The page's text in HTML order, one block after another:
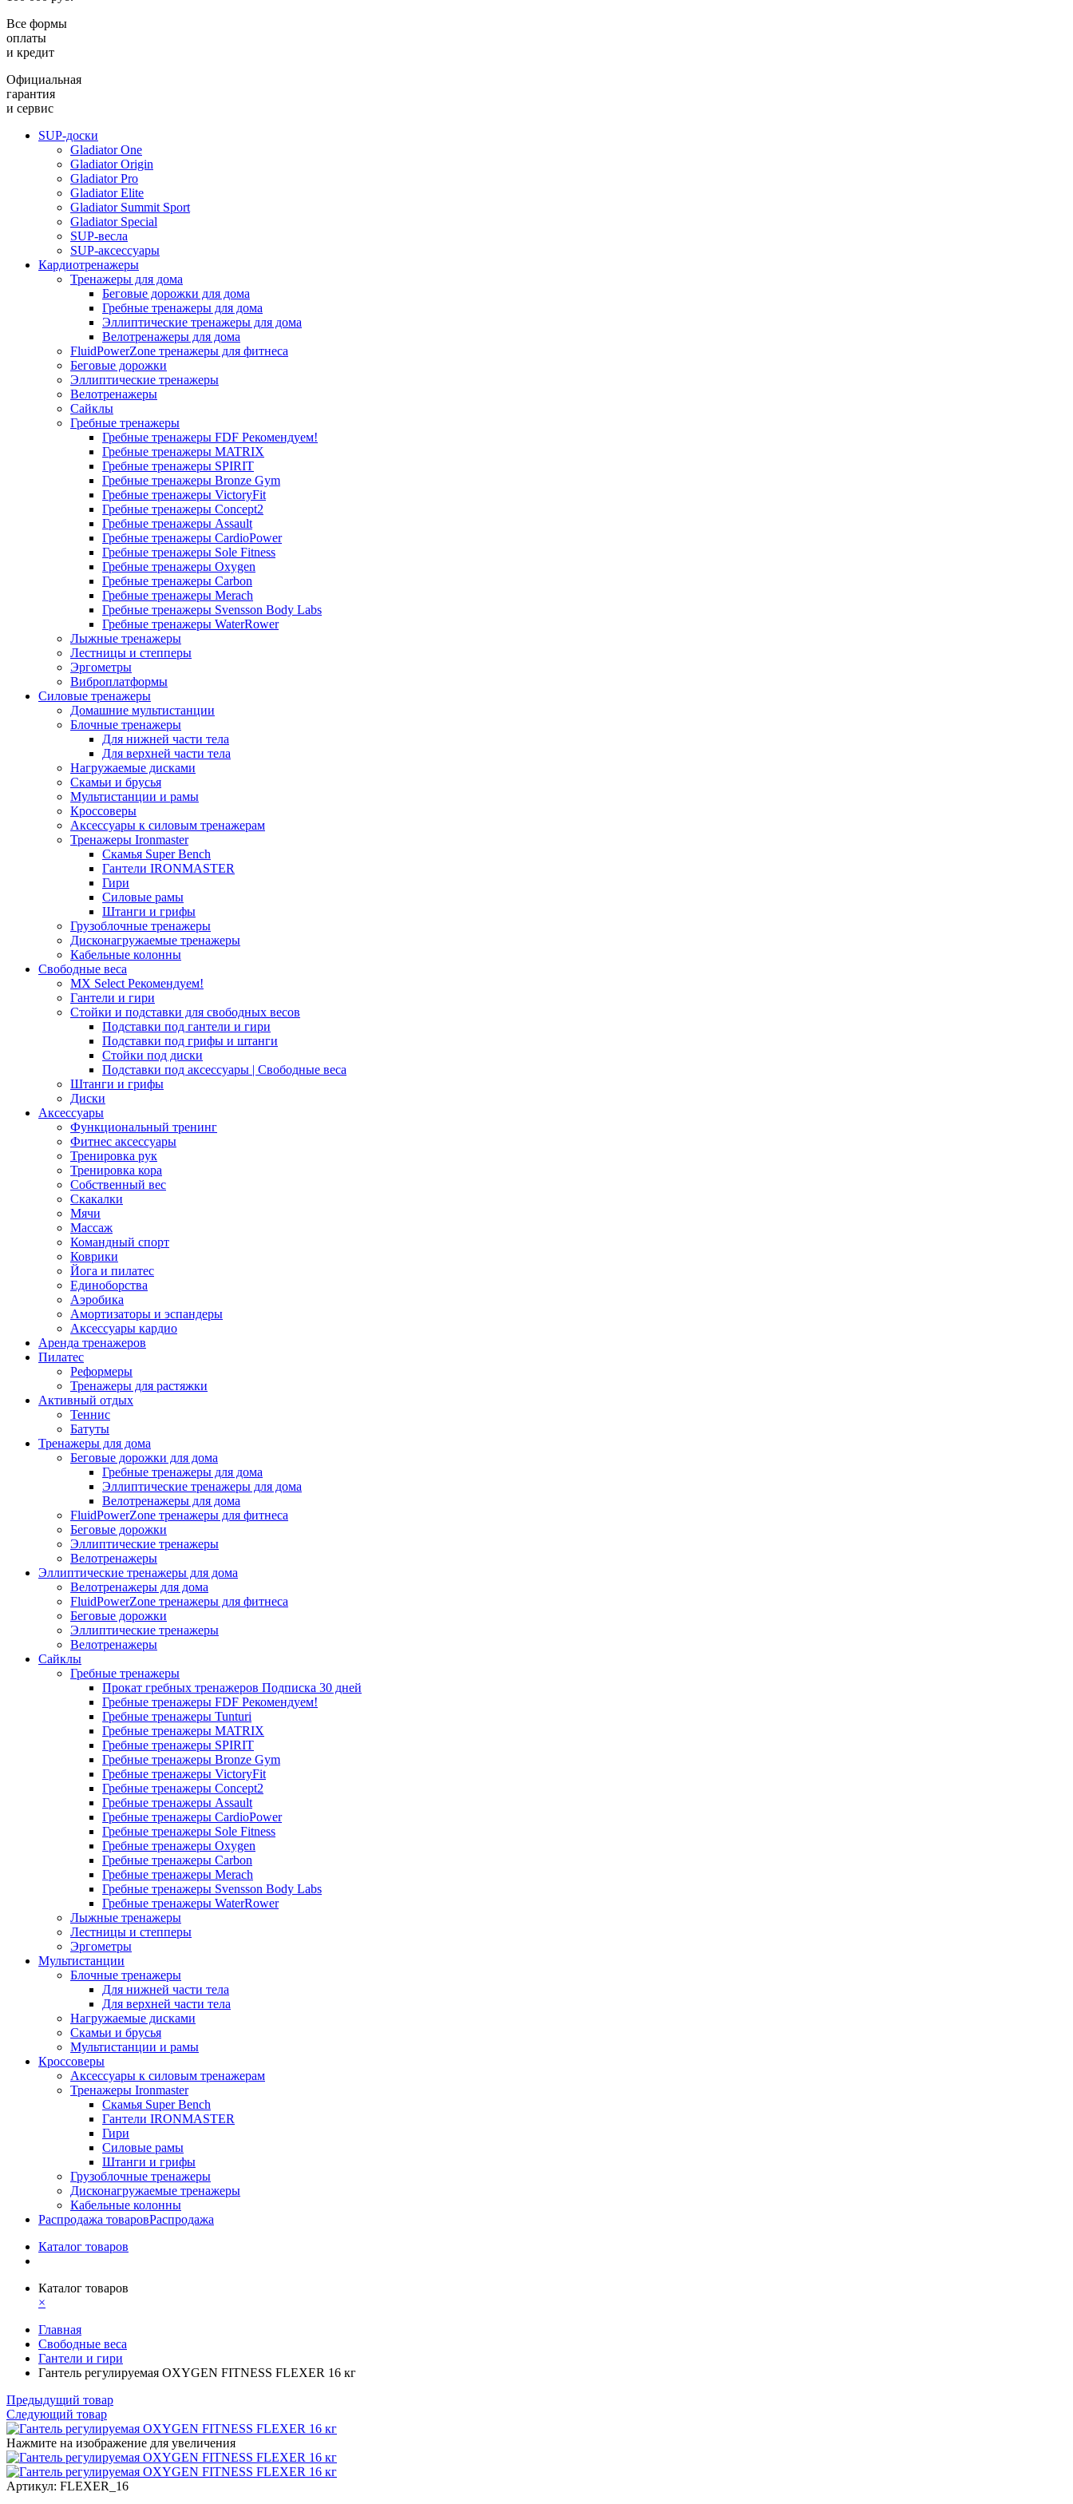
Все формы
оплаты
и кредит
Официальная
гарантия
и сервис
SUP-доски
Gladiator One
Gladiator Origin
Gladiator Pro
Gladiator Elite
Gladiator Summit Sport
Gladiator Special
SUP-весла
SUP-аксессуары
Кардиотренажеры
Тренажеры для дома
Беговые дорожки для дома
Гребные тренажеры для дома
Эллиптические тренажеры для дома
Велотренажеры для дома
FluidPowerZone тренажеры для фитнеса
Беговые дорожки
Эллиптические тренажеры
Велотренажеры
Сайклы
Гребные тренажеры
Гребные тренажеры FDF Рекомендуем!
Гребные тренажеры MATRIX
Гребные тренажеры SPIRIT
Гребные тренажеры Bronze Gym
Гребные тренажеры VictoryFit
Гребные тренажеры Concept2
Гребные тренажеры Assault
Гребные тренажеры CardioPower
Гребные тренажеры Sole Fitness
Гребные тренажеры Oxygen
Гребные тренажеры Carbon
Гребные тренажеры Merach
Гребные тренажеры Svensson Body Labs
Гребные тренажеры WaterRower
Лыжные тренажеры
Лестницы и степперы
Эргометры
Виброплатформы
Силовые тренажеры
Домашние мультистанции
Блочные тренажеры
Для нижней части тела
Для верхней части тела
Нагружаемые дисками
Скамьи и брусья
Мультистанции и рамы
Кроссоверы
Аксессуары к силовым тренажерам
Тренажеры Ironmaster
Скамья Super Bench
Гантели IRONMASTER
Гири
Силовые рамы
Штанги и грифы
Грузоблочные тренажеры
Дисконагружаемые тренажеры
Кабельные колонны
Свободные веса
MX Select Рекомендуем!
Гантели и гири
Стойки и подставки для свободных весов
Подставки под гантели и гири
Подставки под грифы и штанги
Стойки под диски
Подставки под аксессуары | Свободные веса
Штанги и грифы
Диски
Аксессуары
Функциональный тренинг
Фитнес аксессуары
Тренировка рук
Тренировка кора
Собственный вес
Скакалки
Мячи
Массаж
Командный спорт
Коврики
Йога и пилатес
Единоборства
Аэробика
Амортизаторы и эспандеры
Аксессуары кардио
Аренда тренажеров
Пилатес
Реформеры
Тренажеры для растяжки
Активный отдых
Теннис
Батуты
Тренажеры для дома
Беговые дорожки для дома
Гребные тренажеры для дома
Эллиптические тренажеры для дома
Велотренажеры для дома
FluidPowerZone тренажеры для фитнеса
Беговые дорожки
Эллиптические тренажеры
Велотренажеры
Эллиптические тренажеры для дома
Велотренажеры для дома
FluidPowerZone тренажеры для фитнеса
Беговые дорожки
Эллиптические тренажеры
Велотренажеры
Сайклы
Гребные тренажеры
Прокат гребных тренажеров Подписка 30 дней
Гребные тренажеры FDF Рекомендуем!
Гребные тренажеры Tunturi
Гребные тренажеры MATRIX
Гребные тренажеры SPIRIT
Гребные тренажеры Bronze Gym
Гребные тренажеры VictoryFit
Гребные тренажеры Concept2
Гребные тренажеры Assault
Гребные тренажеры CardioPower
Гребные тренажеры Sole Fitness
Гребные тренажеры Oxygen
Гребные тренажеры Carbon
Гребные тренажеры Merach
Гребные тренажеры Svensson Body Labs
Гребные тренажеры WaterRower
Лыжные тренажеры
Лестницы и степперы
Эргометры
Мультистанции
Блочные тренажеры
Для нижней части тела
Для верхней части тела
Нагружаемые дисками
Скамьи и брусья
Мультистанции и рамы
Кроссоверы
Аксессуары к силовым тренажерам
Тренажеры Ironmaster
Скамья Super Bench
Гантели IRONMASTER
Гири
Силовые рамы
Штанги и грифы
Грузоблочные тренажеры
Дисконагружаемые тренажеры
Кабельные колонны
Распродажа товаровРаспродажа
Каталог товаров
Каталог товаров
×
Главная
Свободные веса
Гантели и гири
Гантель регулируемая OXYGEN FITNESS FLEXER 16 кг
Предыдущий товар
Следующий товар
Нажмите на изображение для увеличения
Артикул: FLEXER_16